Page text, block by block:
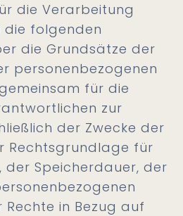
die Verarbeitung
folgenden
die Grundsätze der
personenbezogenen
für die
zur
der Zwecke der
Rechtsgrundlage für
der Speicherdauer, der
Rechte in Bezug auf